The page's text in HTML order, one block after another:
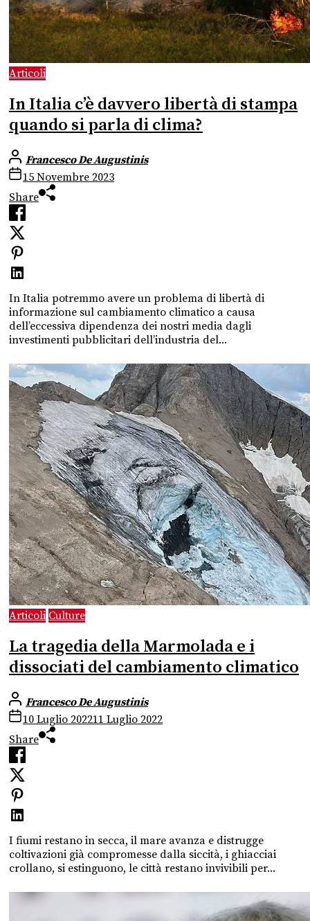
Articoli
In Italia c’è davvero libertà di stampa
quando si parla di clima?
Francesco De Augustinis
15 Novembre 2023
Share
In Italia potremmo avere un problema di libertà di
informazione sul cambiamento climatico a causa
dell’eccessiva dipendenza dei nostri media dagli
investimenti pubblicitari dell’industria del...
Articoli Culture
La tragedia della Marmolada e i
dissociati del cambiamento climatico
Francesco De Augustinis
10 Luglio 202211 Luglio 2022
Share
I fiumi restano in secca, il mare avanza e distrugge
coltivazioni già compromesse dalla siccità, i ghiacciai
crollano, si estinguono, le città restano invivibili per...